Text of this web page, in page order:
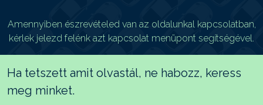
Amennyiben észrevételed van az oldalunkal kapcsolatban,
kérlek jelezd felénk azt kapcsolat menüpont segítségével.
Ha tetszett amit olvastál, ne habozz, keress
meg minket.